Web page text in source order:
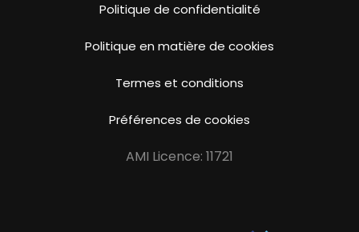
Politique de confidentialité
Politique en matière de cookies
Termes et conditions
Préférences de cookies
AMI Licence: 11721